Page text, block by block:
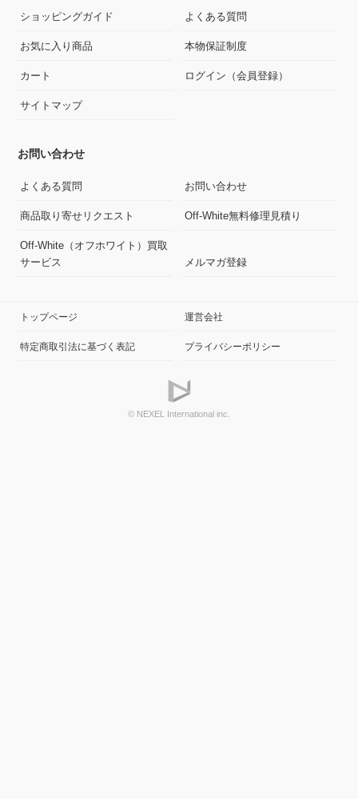
ショッピングガイド よくある質問
お気に入り商品 本物保証制度
カート ログイン（会員登録）
サイトマップ
お問い合わせ
よくある質問 お問い合わせ
商品取り寄せリクエスト Off-White無料修理見積り
Off-White（オフホワイト）買取
サービス
メルマガ登録
トップページ 運営会社
特定商取引法に基づく表記 プライバシーポリシー
© NEXEL International inc.